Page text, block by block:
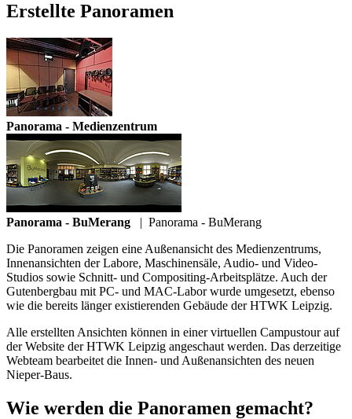
Erstellte Panoramen
Panorama - Medienzentrum
Panorama - BuMerang | Panorama - BuMerang
Die Panoramen zeigen eine Außenansicht des Medienzentrums,
Innenansichten der Labore, Maschinensäle, Audio- und Video-
Studios sowie Schnitt- und Compositing-Arbeitsplätze. Auch der
Gutenbergbau mit PC- und MAC-Labor wurde umgesetzt, ebenso
wie die bereits länger existierenden Gebäude der HTWK Leipzig.
Alle erstellten Ansichten können in einer virtuellen Campustour auf
der Website der HTWK Leipzig angeschaut werden. Das derzeitige
Webteam bearbeitet die Innen- und Außenansichten des neuen
Nieper-Baus.
Wie werden die Panoramen gemacht?